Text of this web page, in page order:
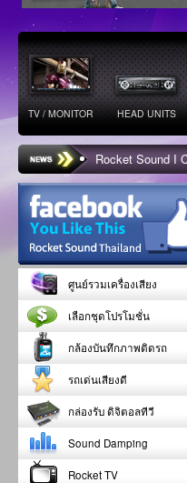
TV / MONITOR HEAD UNITS
Rocket Sound I
ศูนย์รวมเครื่องเสียง
เลือกชุดโปรโมชั่น
กล้องบันทึกภาพติดรถ
รถเด่นเสียงดี
กล่องรับ ดิจิตอลทีวี
Sound Damping
Rocket TV